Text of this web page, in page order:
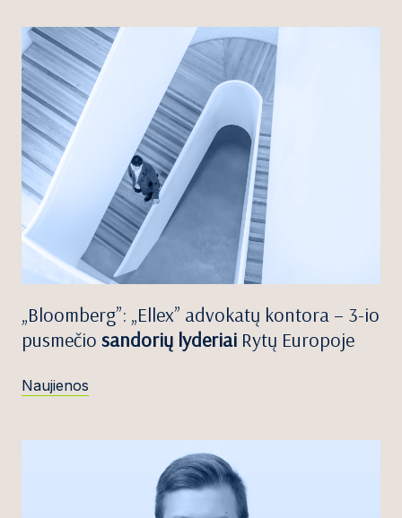
„Bloomberg”: „Ellex” advokatų kontora – 3-io
pusmečio sandorių lyderiai Rytų Europoje
Naujienos